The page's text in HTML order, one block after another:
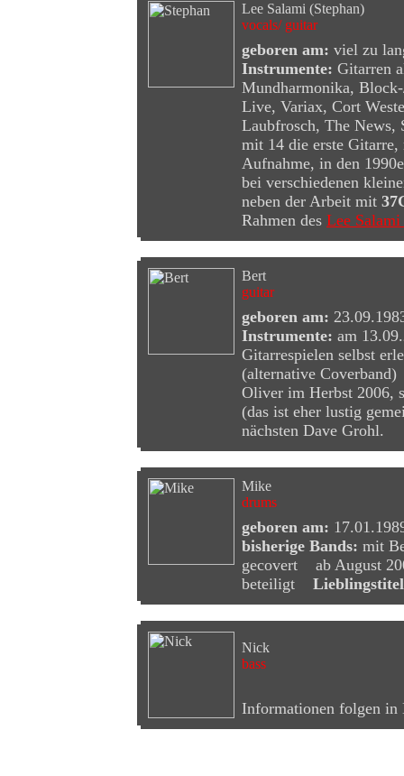
Lee Salami (Stephan)
vocals/ guitar
geboren am: viel zu
Instrumente: Gitarren
Mundharmonika,
Live, Variax, Cort
Laubfrosch, The
mit 14 die erste Gitarre,
Aufnahme, in den
bei verschiedenen
neben der Arbeit mit
Rahmen des Lee
Bert
guitar
geboren am:
Instrumente: am
Gitarrespielen selbst
(alternative
Oliver im Herbst 2006,
(das ist eher lustig
nächsten Dave Grohl.
Mike
drums
geboren am:
bisherige Bands: mit
gecovert ab August
beteiligt
Nick
bass
Informationen folgen in